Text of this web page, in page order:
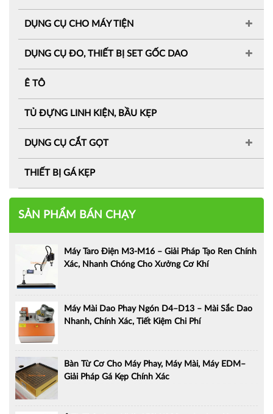
DỤNG CỤ CHO MÁY TIỆN
DỤNG CỤ ĐO, THIẾT BỊ SET GỐC DAO
Ê TÔ
TỦ ĐỰNG LINH KIỆN, BẦU KẸP
DỤNG CỤ CẮT GỌT
THIẾT BỊ GÁ KẸP
SẢN PHẨM BÁN CHẠY
Máy Taro Điện M3-M16 – Giải Pháp Tạo Ren Chính
Xác, Nhanh Chóng Cho Xưởng Cơ Khí
Máy Mài Dao Phay Ngón D4–D13 – Mài Sắc Dao
Nhanh, Chính Xác, Tiết Kiệm Chi Phí
Bàn Từ Cơ Cho Máy Phay, Máy Mài, Máy EDM–
Giải Pháp Gá Kẹp Chính Xác